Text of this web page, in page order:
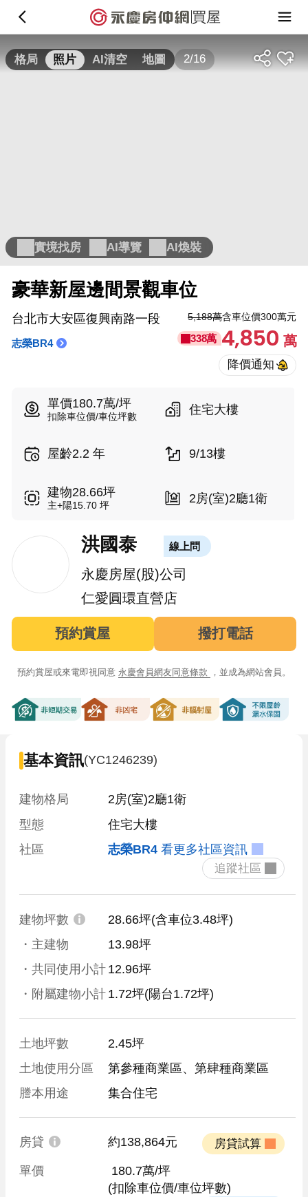
買屋
格局 照片 AI清空 地圖 2/16
實境找房 AI導覽 AI煥裝
豪華新屋邊間景觀車位
台北市大安區復興南路一段
志榮BR4
5,188萬含車位價300萬元
338萬 4,850萬
單價180.7萬/坪
扣除車位價/車位坪數 住宅大樓
屋齡2.2 年 9/13樓
建物28.66坪
主+陽15.70 坪 2房(室)2廳1衛
洪國泰 線上問
永慶房屋(股)公司
仁愛圓環直營店
預約賞屋 撥打電話
預約賞屋或來電即視同意 永慶會員網友同意條款 ，並成為網站會員。
基本資訊(YC1246239)
建物格局
2房(室)2廳1衛
型態
住宅大樓
社區
志榮BR4 看更多社區資訊
建物坪數 28.66坪(含車位3.48坪)
・主建物
13.98坪
・共同使用小計 12.96坪
・附屬建物小計 1.72坪(陽台1.72坪)
土地坪數
2.45坪
土地使用分區
第參種商業區、第肆種商業區
謄本用途
集合住宅
房貸 約138,864元
單價
180.7萬/坪
(扣除車位價/車位坪數)